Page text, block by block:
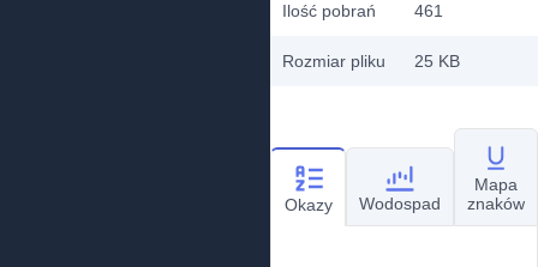
Ilość pobrań
461
Rozmiar pliku 25 KB
Okazy Wodospad
Mapa
znaków